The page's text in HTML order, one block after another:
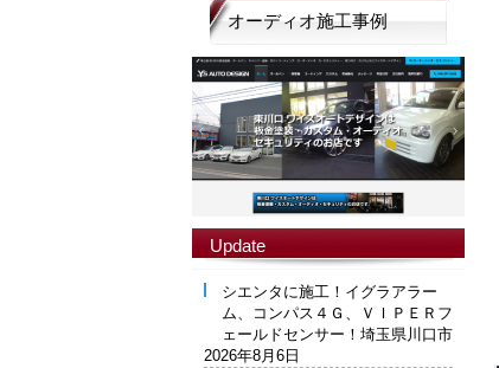
オーディオ施工事例
Update
シエンタに施工！イグラアラー
ム、コンパス４Ｇ、ＶＩＰＥＲフ
ェールドセンサー！埼玉県川口市
2026年8月6日